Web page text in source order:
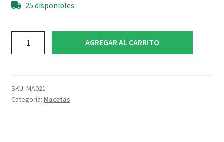
25 disponibles
Plastico
cantidad
AGREGAR AL CARRITO
SKU: MA021
Categoría: Macetas